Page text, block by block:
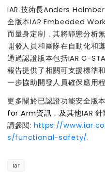
IAR 技術長Anders
全版本IAR Embedded
而量身定制 ，其將靜態分析
開發人員和團隊在自動化和
通過認證版本包括IAR C-
報告提供了相關可支援標準
一步協助開發人員確保應用
更多關於已認證功能安全版
for Arm資訊，及其他IAR 針
請參閱: https://
s/functional-safety/.
iar